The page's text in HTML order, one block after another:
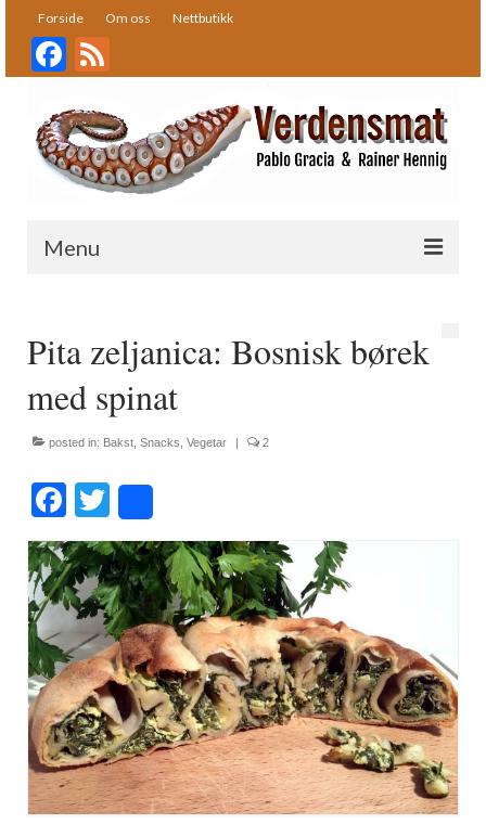
Forside Om oss Nettbutikk
Facebook
Menu
Oppskrifter
Bakst
Desserter
Fisk og skalldyr
Gryteretter
Kjøttretter
Snacks
Supper
Vegetar
Olivenolje, oppskrifter
Pita zeljanica: Bosnisk børek
med spinat
posted in: Bakst Snacks Vegetar | 2
Facebook
Twitter